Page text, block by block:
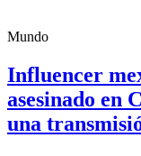
Mundo
Influencer
asesinado en
una